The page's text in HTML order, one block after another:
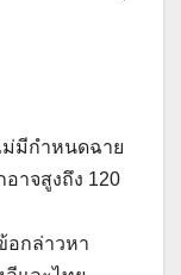
ไม่มีกำหนดฉาย
าจสูงถึง 120
อกล่าวหา